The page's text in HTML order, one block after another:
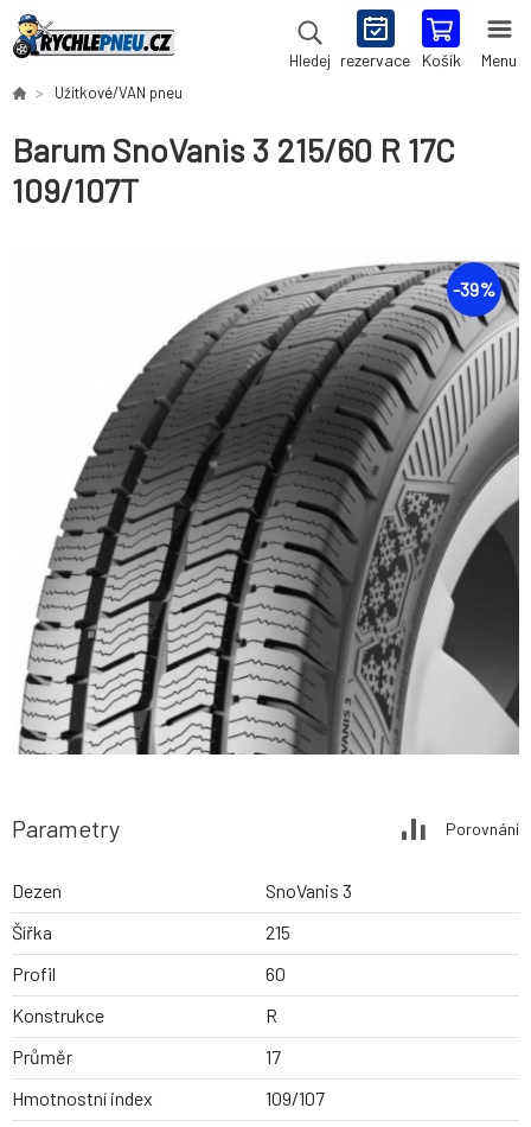
Hledej rezervace Košík Menu
Užitkové/VAN pneu
Barum SnoVanis 3 215/60 R 17C
109/107T
-39%
Parametry Porovnání
Dezen
SnoVanis 3
Šířka
215
Profil
60
Konstrukce
R
Průměr
17
Hmotnostní index
109/107